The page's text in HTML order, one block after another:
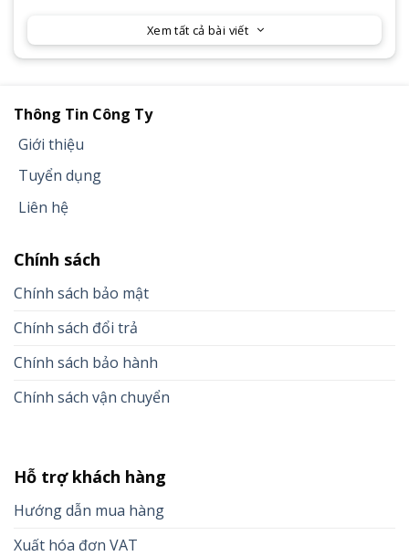
Xem tất cả bài viết
Thông Tin Công Ty
Giới thiệu
Tuyển dụng
Liên hệ
Chính sách
Chính sách bảo mật
Chính sách đổi trả
Chính sách bảo hành
Chính sách vận chuyển
Hỗ trợ khách hàng
Hướng dẫn mua hàng
Xuất hóa đơn VAT